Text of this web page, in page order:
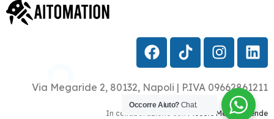
Via Megaride 2, 80132, Napoli | P.IVA 09662861211
In collaborazione con Piccole Medie Aziende
Occorre Aiuto?Chat.